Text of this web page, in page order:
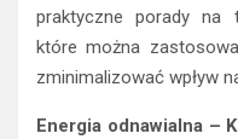
praktyczne porady na
które można
zminimalizować wpływ
Energia odnawialna –